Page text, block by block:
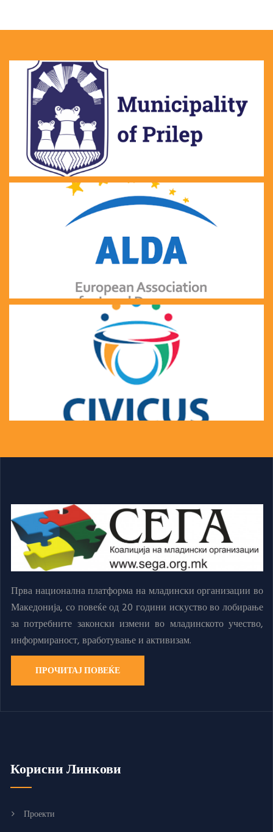
Поддржувач и партнер во спроведување на
младинските политики
СЕГА е членка на АЛДА - Европска асоцијација за
локална демократија
СЕГА е членка на CIVICUS - глобален сојуз на
граѓански организации и активисти посветени на
зајакнување на граѓанската акција и граѓанското
општество низ целиот свет
Прва национална платформа на младински организации во
Македонија, со повеќе од 20 години искуство во лобирање
за потребните законски измени во младинското учество,
информираност, вработување и активизам.
ПРОЧИТАЈ ПОВЕЌЕ
Корисни Линкови
Проекти